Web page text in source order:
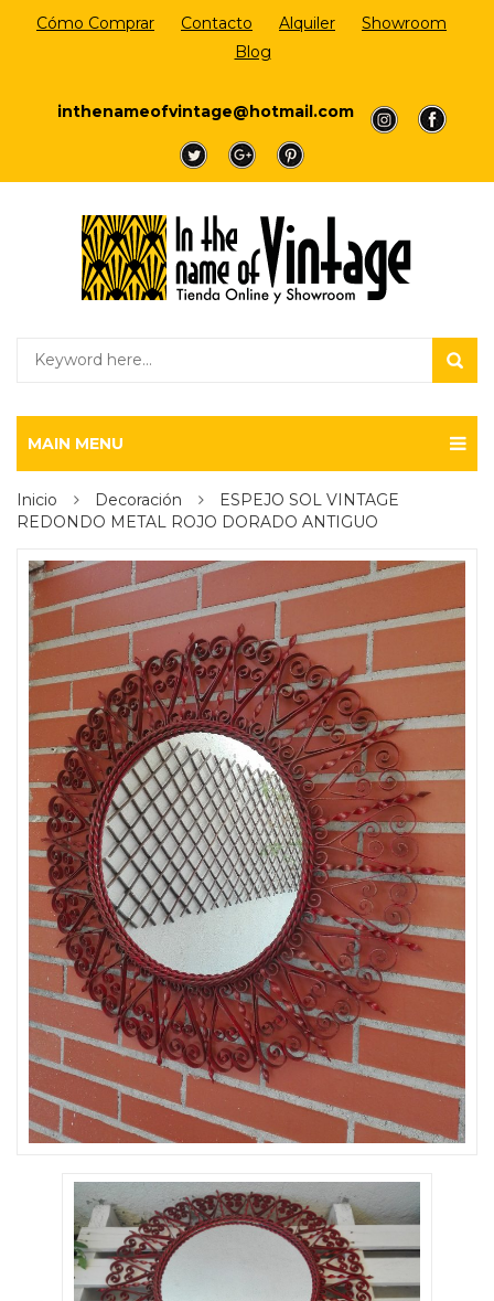
Cómo Comprar Contacto Alquiler
Showroom
Blog
inthenameofvintage@hotmail.com
a
a
a
a a
MAIN MENU
Inicio Decoración
ESPEJO SOL VINTAGE
REDONDO METAL ROJO DORADO ANTIGUO